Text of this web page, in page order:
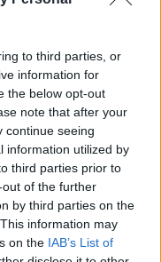
to third parties, or
information for
the below opt-out
note that after your
continue seeing
information utilized by
third parties prior to
of the further
by third parties on the
information may
on the IAB’s List of